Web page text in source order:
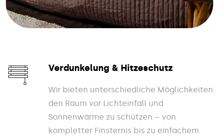
Verdunkelung & Hitzeschutz
Wir bieten unterschiedliche Möglichkeiten
den Raum vor Lichteinfall und
Sonnenwärme zu schützen – von
kompletter Finsternis bis zu einfachem